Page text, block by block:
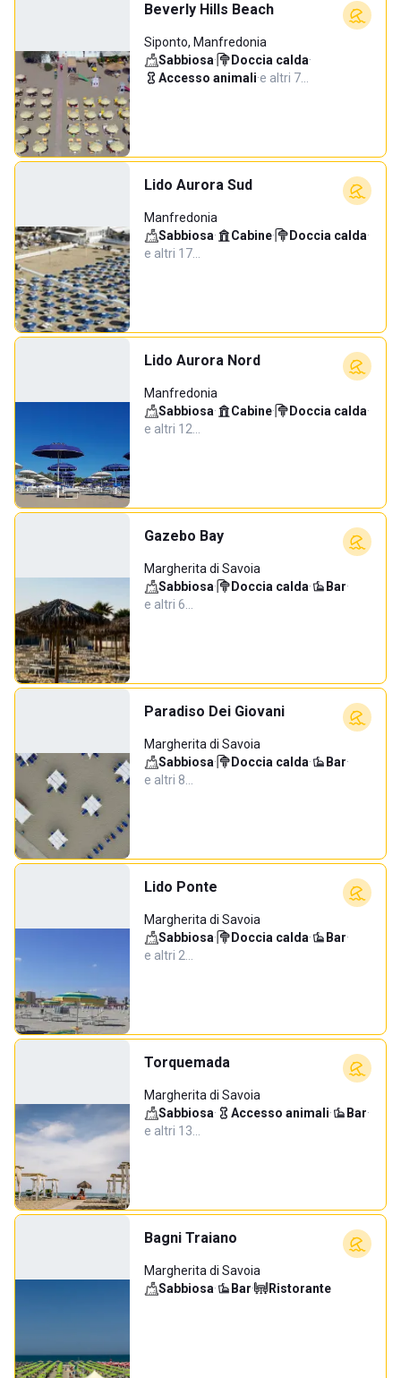
Beverly Hills Beach
Siponto, Manfredonia
Sabbiosa· Doccia calda·
Accesso animali·e altri 7…
Lido Aurora Sud
Manfredonia
Sabbiosa· Cabine· Doccia calda·
e altri 17…
Lido Aurora Nord
Manfredonia
Sabbiosa· Cabine· Doccia calda·
e altri 12…
Gazebo Bay
Margherita di Savoia
Sabbiosa· Doccia calda· Bar·
e altri 6…
Paradiso Dei Giovani
Margherita di Savoia
Sabbiosa· Doccia calda· Bar·
e altri 8…
Lido Ponte
Margherita di Savoia
Sabbiosa· Doccia calda· Bar·
e altri 2…
Torquemada
Margherita di Savoia
Sabbiosa· Accesso animali· Bar·
e altri 13…
Bagni Traiano
Margherita di Savoia
Sabbiosa· Bar· Ristorante